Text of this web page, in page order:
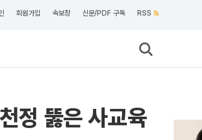
회원가입 속보창 신문/PDF 구독 RSS
정 뚫은 사교육